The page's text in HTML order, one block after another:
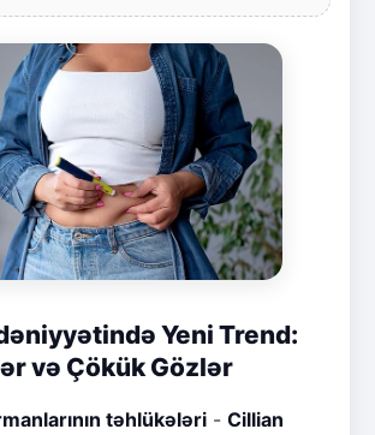
Yeni Trend:
və Çökük Gözlər
təhlükələri - Cillian